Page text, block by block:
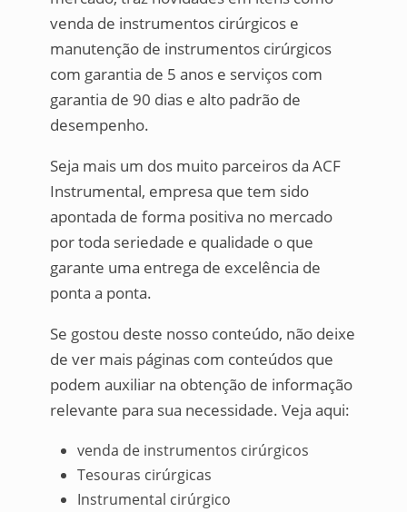
venda de instrumentos cirúrgicos e
manutenção de instrumentos cirúrgicos
com garantia de 5 anos e serviços com
garantia de 90 dias e alto padrão de
desempenho.
Seja mais um dos muito parceiros da ACF
Instrumental, empresa que tem sido
apontada de forma positiva no mercado
por toda seriedade e qualidade o que
garante uma entrega de excelência de
ponta a ponta.
Se gostou deste nosso conteúdo, não deixe
de ver mais páginas com conteúdos que
podem auxiliar na obtenção de informação
relevante para sua necessidade. Veja aqui:
venda de instrumentos cirúrgicos
Tesouras cirúrgicas
Instrumental cirúrgico